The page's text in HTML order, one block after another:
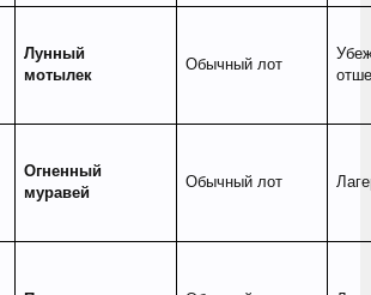
Лунный
мотылек
Обычный лот
Огненный
муравей
Обычный лот